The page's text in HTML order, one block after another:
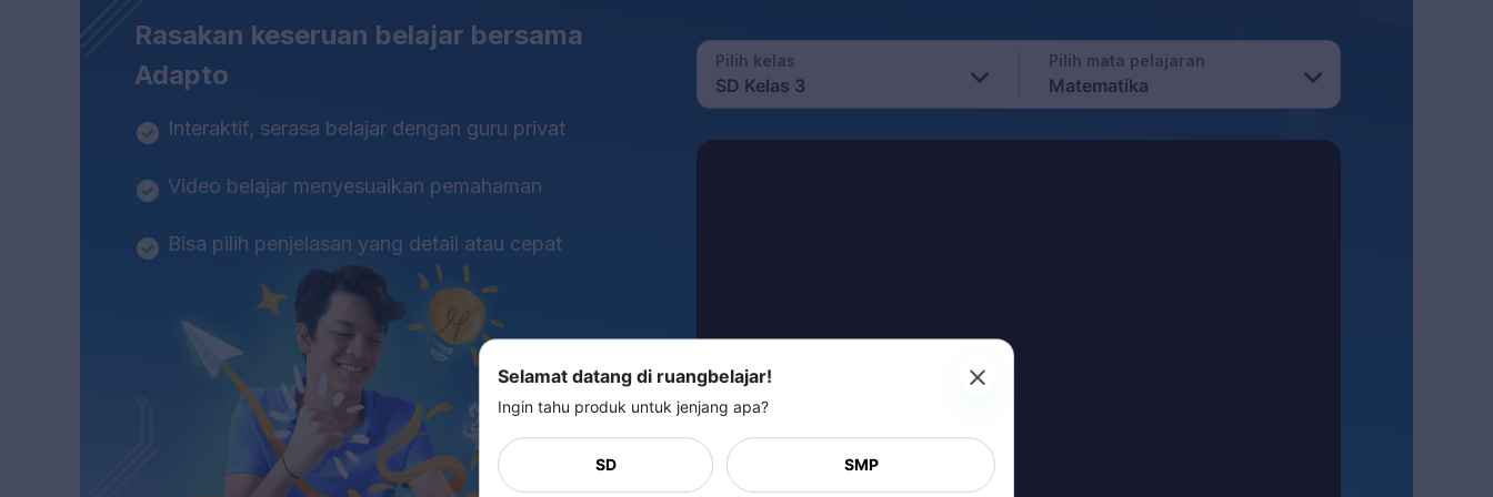
Selamat datang di ruangbelajar!
Ingin tahu produk untuk jenjang apa?
SD SMP
Rasakan keseruan belajar bersama
Adapto
Interaktif, serasa belajar dengan guru privat
Video belajar menyesuaikan pemahaman
Bisa pilih penjelasan yang detail atau cepat
Pilih kelas
SD Kelas 3
Pilih mata pelajaran
Matematika